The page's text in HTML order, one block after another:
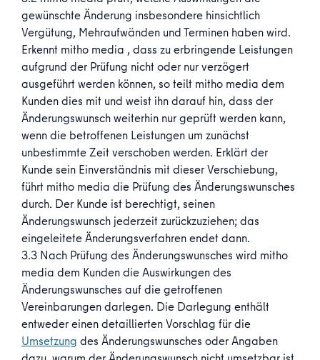
gewünschte Änderung insbesondere hinsichtlich
Vergütung, Mehraufwänden und Terminen haben wird.
Erkennt mitho media , dass zu erbringende Leistungen
aufgrund der Prüfung nicht oder nur verzögert
ausgeführt werden können, so teilt mitho media dem
Kunden dies mit und weist ihn darauf hin, dass der
Änderungswunsch weiterhin nur geprüft werden kann,
wenn die betroffenen Leistungen um zunächst
unbestimmte Zeit verschoben werden. Erklärt der
Kunde sein Einverständnis mit dieser Verschiebung,
führt mitho media die Prüfung des Änderungswunsches
durch. Der Kunde ist berechtigt, seinen
Änderungswunsch jederzeit zurückzuziehen; das
eingeleitete Änderungsverfahren endet dann.
3.3 Nach Prüfung des Änderungswunsches wird mitho
media dem Kunden die Auswirkungen des
Änderungswunsches auf die getroffenen
Vereinbarungen darlegen. Die Darlegung enthält
entweder einen detaillierten Vorschlag für die
Umsetzung des Änderungswunsches oder Angaben